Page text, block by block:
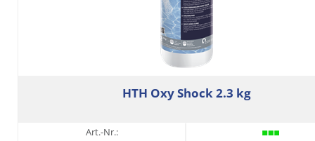
HTH Oxy Shock 2.3 kg
Art.-Nr.: